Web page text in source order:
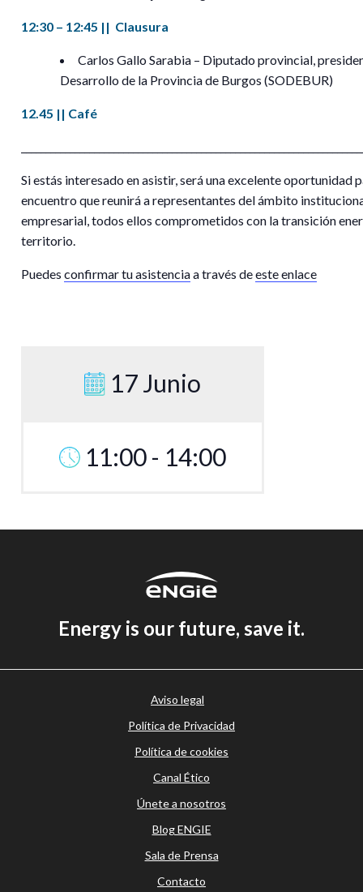
12:30 – 12:45 || Clausura
Carlos Gallo Sarabia – Diputado provincial,
Desarrollo de la Provincia de Burgos (SODEBUR)
12.45 || Café
Si estás interesado en asistir, será una excelente oportunidad
encuentro que reunirá a representantes del ámbito
empresarial, todos ellos comprometidos con la transición
territorio.
Puedes confirmar tu asistenciaa través deeste enlace
17 Junio
11:00 - 14:00
Energy is our future, save it.
Aviso legal
Política de Privacidad
Política de cookies
Canal Ético
Únete a nosotros
Blog ENGIE
Sala de Prensa
Contacto